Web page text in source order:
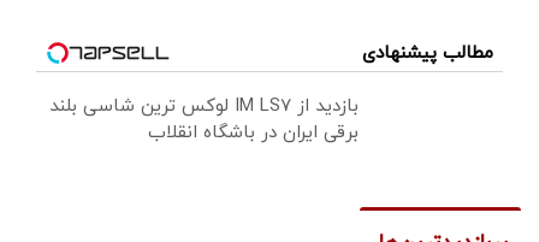
مطالب پیشنهادی
بازدید از IM LS7 لوکس ترین شاسی بلند
برقی ایران در باشگاه انقلاب